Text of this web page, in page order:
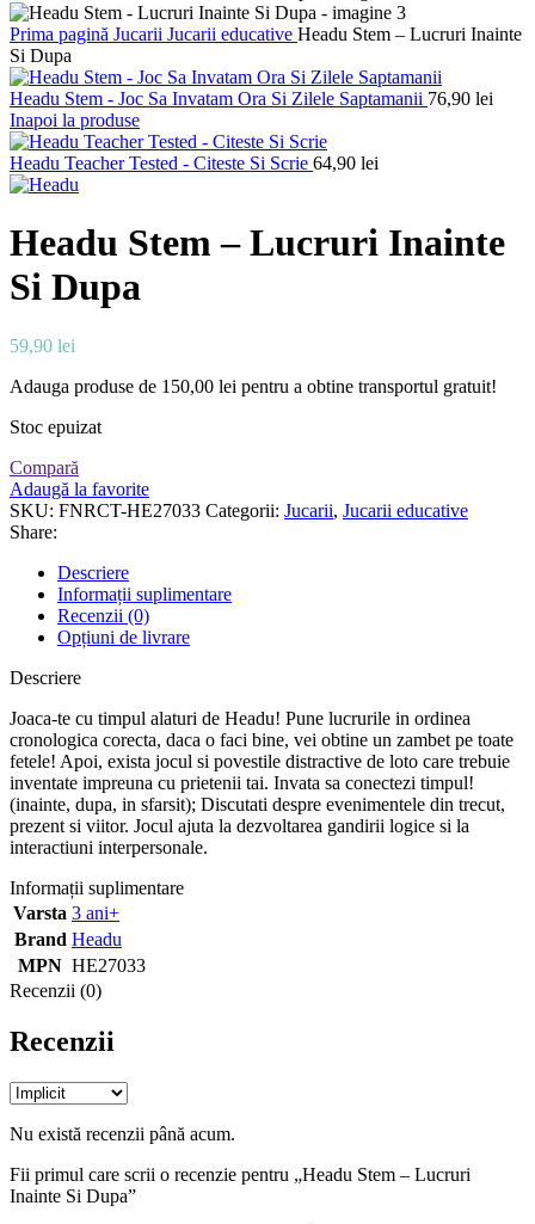
Prima pagină Jucarii Jucarii educative Headu Stem – Lucruri Inainte
Si Dupa
Headu Stem - Joc Sa Invatam Ora Si Zilele Saptamanii 76,90 lei
Inapoi la produse
Headu Teacher Tested - Citeste Si Scrie 64,90 lei
Headu Stem – Lucruri Inainte
Si Dupa
59,90 lei
Adauga produse de 150,00 lei pentru a obtine transportul gratuit!
Stoc epuizat
Compară
Adaugă la favorite
SKU: FNRCT-HE27033 Categorii: Jucarii, Jucarii educative
Share:
Descriere
Informații suplimentare
Recenzii (0)
Opțiuni de livrare
Descriere
Joaca-te cu timpul alaturi de Headu! Pune lucrurile in ordinea
cronologica corecta, daca o faci bine, vei obtine un zambet pe toate
fetele! Apoi, exista jocul si povestile distractive de loto care trebuie
inventate impreuna cu prietenii tai. Invata sa conectezi timpul!
(inainte, dupa, in sfarsit); Discutati despre evenimentele din trecut,
prezent si viitor. Jocul ajuta la dezvoltarea gandirii logice si la
interactiuni interpersonale.
Informații suplimentare
Varsta 3 ani+
Brand Headu
MPN HE27033
Recenzii (0)
Recenzii
Nu există recenzii până acum.
Fii primul care scrii o recenzie pentru „Headu Stem – Lucruri
Inainte Si Dupa”